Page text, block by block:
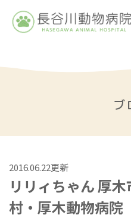
ブ
2016.06.22更新
リリィちゃん 厚
村・厚木動物病院